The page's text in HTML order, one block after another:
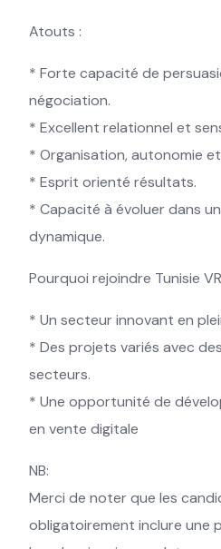
Atouts :
* Forte capacité de
négociation.
* Excellent relationnel et
* Organisation, autonomie
* Esprit orienté résultats.
* Capacité à évoluer dans
dynamique.
Pourquoi rejoindre Tunisie
* Un secteur innovant en
* Des projets variés avec
secteurs.
* Une opportunité de
en vente digitale
NB:
Merci de noter que les
obligatoirement inclure une